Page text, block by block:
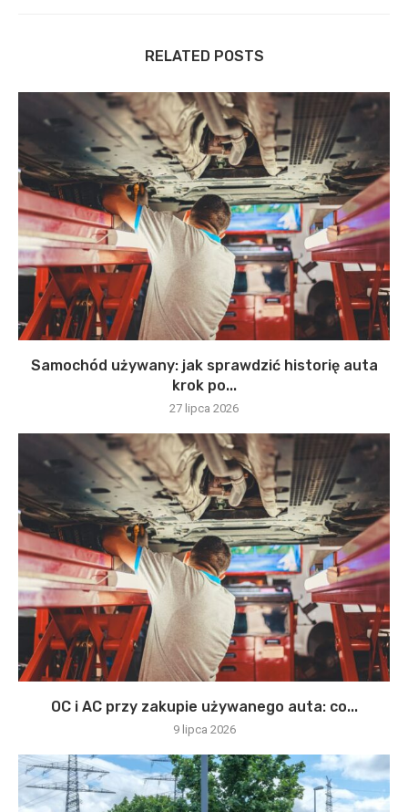
RELATED POSTS
Samochód używany: jak sprawdzić historię auta
krok po...
27 lipca 2026
OC i AC przy zakupie używanego auta: co...
9 lipca 2026